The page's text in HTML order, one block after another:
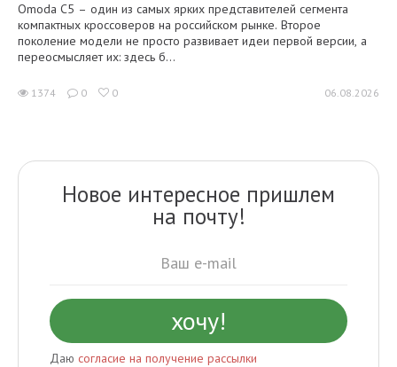
Omoda C5 – один из самых ярких представителей сегмента
компактных кроссоверов на российском рынке. Второе
поколение модели не просто развивает идеи первой версии, а
переосмысляет их: здесь б...
1374 0 0 06.08.2026
Новое интересное пришлем
на почту!
Даю согласие на получение рассылки